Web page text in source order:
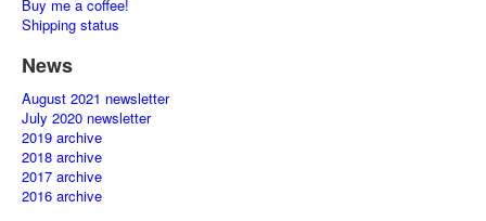
Buy me a coffee!
Shipping status
News
August 2021 newsletter
July 2020 newsletter
2019 archive
2018 archive
2017 archive
2016 archive